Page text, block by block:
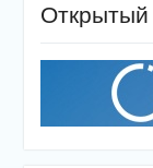
Открытый